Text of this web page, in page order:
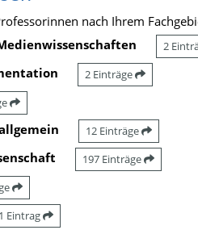
nach Ihrem
2
2 Einträge
12 Einträge
197 Einträge
1 Eintrag